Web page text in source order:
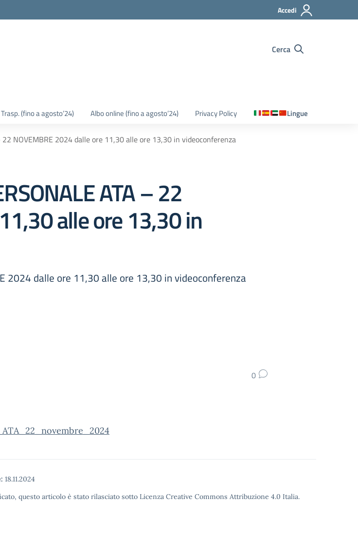
Accedi
Cerca
(fino a agosto’24) Albo online (fino a agosto’24) Privacy Policy Lingue
22 NOVEMBRE 2024 dalle ore 11,30 alle ore 13,30 in videoconferenza
ATA – 22
alle ore 13,30 in
2024 dalle ore 11,30 alle ore 13,30 in videoconferenza
0
18.11.2024
questo articolo è stato rilasciato sotto Licenza Creative Commons Attribuzione 4.0 Italia.